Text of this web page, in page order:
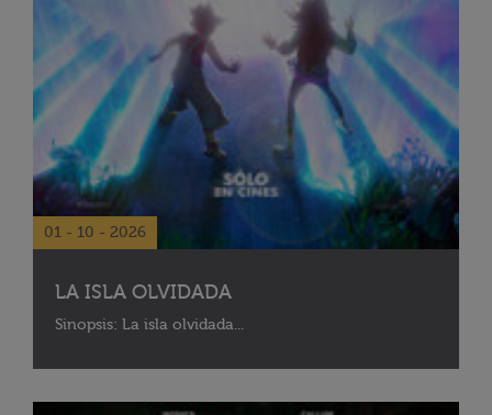
01 - 10 - 2026
LA ISLA OLVIDADA
Sinopsis: La isla olvidada...